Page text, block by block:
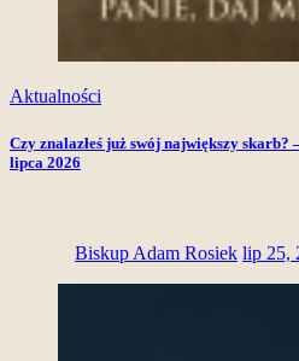
Aktualności
Czy znalazłeś już swój największy
lipca 2026
Biskup Adam Rosiek lip 25,